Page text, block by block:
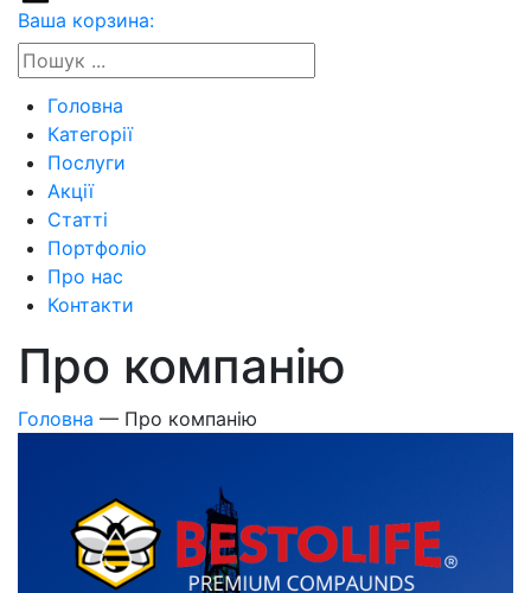
Ваша корзина:
Головна
Категорії
Послуги
Акції
Статті
Портфоліо
Про нас
Контакти
Про компанiю
Головна — Про компанiю